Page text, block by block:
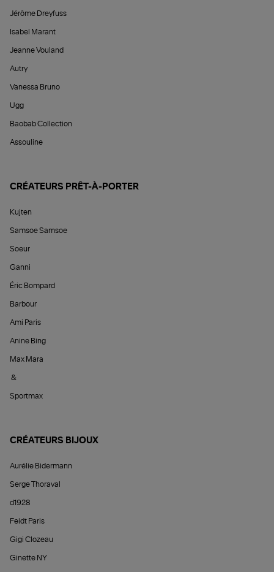
Jérôme Dreyfuss
Isabel Marant
Jeanne Vouland
Autry
Vanessa Bruno
Ugg
Baobab Collection
Assouline
CRÉATEURS PRÊT-À-PORTER
Kujten
Samsoe Samsoe
Soeur
Ganni
Éric Bompard
Barbour
Ami Paris
Anine Bing
Max Mara
&
Sportmax
CRÉATEURS BIJOUX
Aurélie Bidermann
Serge Thoraval
d1928
Feidt Paris
Gigi Clozeau
Ginette NY